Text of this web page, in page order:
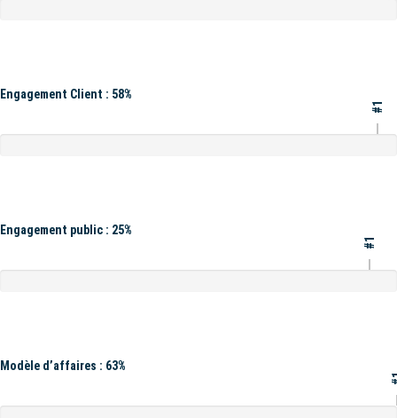
Engagement Client : 58%
#1
Engagement public : 25%
#1
Modèle d’affaires : 63%